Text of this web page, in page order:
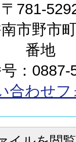
〒781-
市野市
番地
：0887-
合わせフ